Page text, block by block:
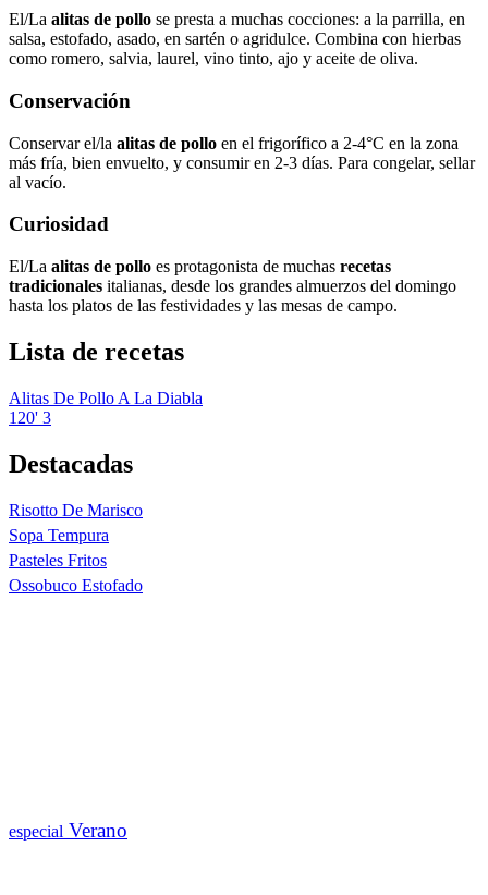
El/La alitas de pollo se presta a muchas cocciones: a la parrilla, en
salsa, estofado, asado, en sartén o agridulce. Combina con hierbas
como romero, salvia, laurel, vino tinto, ajo y aceite de oliva.
Conservación
Conservar el/la alitas de pollo en el frigorífico a 2-4°C en la zona
más fría, bien envuelto, y consumir en 2-3 días. Para congelar, sellar
al vacío.
Curiosidad
El/La alitas de pollo es protagonista de muchas recetas
tradicionales italianas, desde los grandes almuerzos del domingo
hasta los platos de las festividades y las mesas de campo.
Lista de recetas
Alitas De Pollo A La Diabla
120' 3
Destacadas
Risotto De Marisco
Sopa Tempura
Pasteles Fritos
Ossobuco Estofado
especial Verano